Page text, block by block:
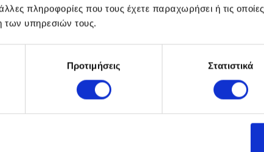
πληροφορίες που τους έχετε παραχωρήσει ή τις
υπηρεσιών τους.
Προτιμήσεις Στατιστικά